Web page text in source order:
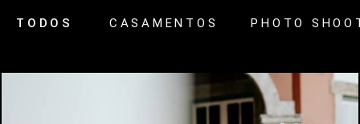
TODOS CASAMENTOS PHOTO